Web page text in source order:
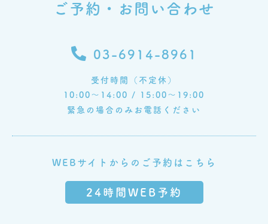
ご予約・お問い合わせ
03-6914-8961
受付時間（不定休）
10:00～14:00 / 15:00～19:00
緊急の場合のみお電話ください
WEBサイトからのご予約はこちら
24時間WEB予約